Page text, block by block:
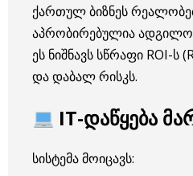
ქართულ ბიზნეს
აპრობირებულია
ეს ნიშნავს სწრაფი ROI-ს
და დაბალ რისკს.
IT-დაწყება
სისტემა მოიცავს: